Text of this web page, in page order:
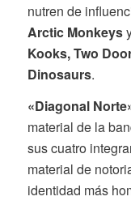
nutren de
Arctic Monkeys
Kooks, Two
Dinosaurs.
«Diagonal
material de la
sus cuatro
material de
identidad más